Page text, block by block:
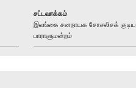
சட்டவாக்கம்
இலங்கை சனநாயக சோசலிசக்
பாராளுமன்றம்